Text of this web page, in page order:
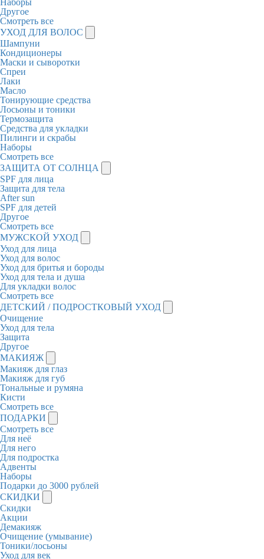
Наборы
Другое
Смотреть все
УХОД ДЛЯ ВОЛОС
Шампуни
Кондиционеры
Маски и сыворотки
Спреи
Лаки
Масло
Тонирующие средства
Лосьоны и тоники
Термозащита
Средства для укладки
Пилинги и скрабы
Наборы
Смотреть все
ЗАЩИТА ОТ СОЛНЦА
SPF для лица
Защита для тела
After sun
SPF для детей
Другое
Смотреть все
МУЖСКОЙ УХОД
Уход для лица
Уход для волос
Уход для бритья и бороды
Уход для тела и душа
Для укладки волос
Смотреть все
ДЕТСКИЙ / ПОДРОСТКОВЫЙ УХОД
Очищение
Уход для тела
Защита
Другое
МАКИЯЖ
Макияж для глаз
Макияж для губ
Тональные и румяна
Кисти
Смотреть все
ПОДАРКИ
Смотреть все
Для неё
Для него
Для подростка
Адвенты
Наборы
Подарки до 3000 рублей
СКИДКИ
Скидки
Акции
Демакияж
Очищение (умывание)
Тоники/лосьоны
Уход для век